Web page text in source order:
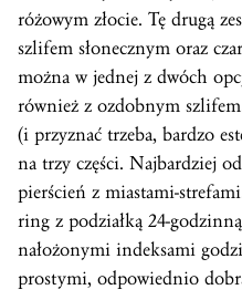
różowym złocie. Tę drugą
szlifem słonecznym oraz
można w jednej z dwóch
również z ozdobnym
(i przyznać trzeba, bardzo
na trzy części. Najbardziej
pierścień z miastami-
ring z podziałką 24-
nałożonymi indeksami
prostymi, odpowiednio